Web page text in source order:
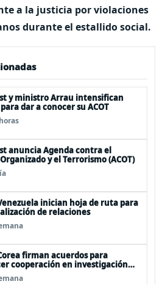
a la justicia por violaciones
durante el estallido social.
y ministro Arrau intensifican
dar a conocer su ACOT
anuncia Agenda contra el
y el Terrorismo (ACOT)
inician hoja de ruta para
de relaciones
firman acuerdos para
cooperación en investigación
minería, seguridad